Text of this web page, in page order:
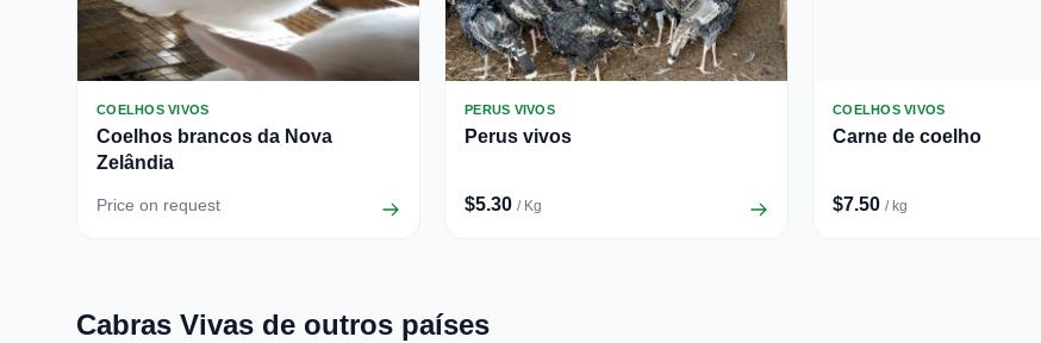
COELHOS VIVOS
Coelhos brancos da Nova
Zelândia
Price on request
PERUS VIVOS
Perus vivos
$5.30 / Kg
COELHOS VIVOS
Carne de coelho
$7.50 / kg
Cabras Vivas de outros países